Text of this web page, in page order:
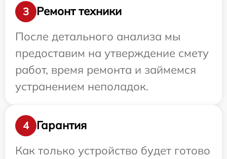
3
Ремонт техники
После детального анализа мы
предоставим на утверждение смету
работ, время ремонта и займемся
устранением неполадок.
4
Гарантия
Как только устройство будет готово